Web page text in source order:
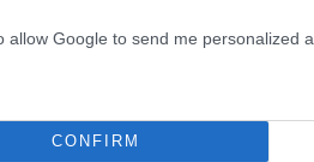
allow Google to send me personalized
CONFIRM
η κατάσταση έχει φτάσει
ασφάλεια και την